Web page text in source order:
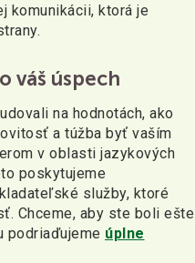
komunikácii, ktorá je
váš úspech
na hodnotách, ako
a túžba byť vaším
v oblasti jazykových
poskytujeme
služby, ktoré
Chceme, aby ste boli ešte
podriaďujeme úplne